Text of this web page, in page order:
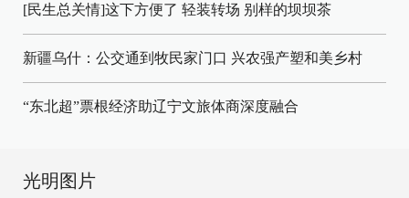
[民生总关情]这下方便了 轻装转场 别样的坝坝茶
新疆乌什：公交通到牧民家门口 兴农强产塑和美乡村
“东北超”票根经济助辽宁文旅体商深度融合
光明图片